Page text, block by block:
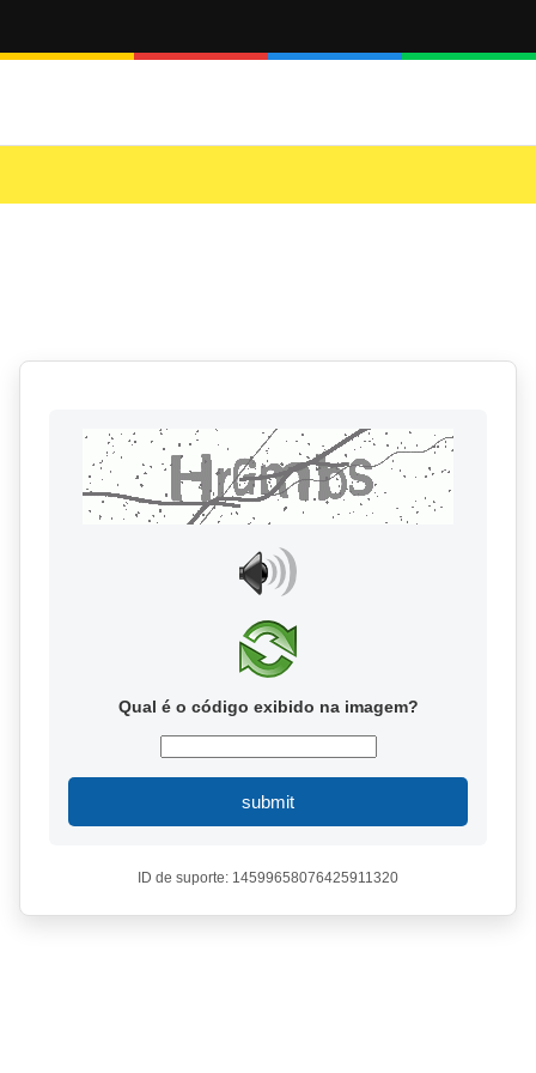
Qual é o código exibido na imagem?
submit
ID de suporte: 14599658076425911320